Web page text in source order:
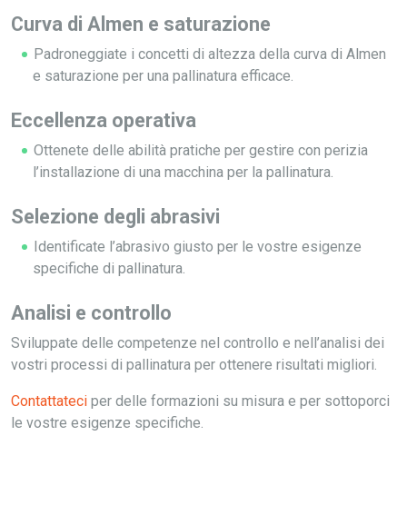
Curva di Almen e saturazione
Padroneggiate i concetti di altezza della curva di Almen
e saturazione per una pallinatura efficace.
Eccellenza operativa
Ottenete delle abilità pratiche per gestire con perizia
l’installazione di una macchina per la pallinatura.
Selezione degli abrasivi
Identificate l’abrasivo giusto per le vostre esigenze
specifiche di pallinatura.
Analisi e controllo
Sviluppate delle competenze nel controllo e nell’analisi dei
vostri processi di pallinatura per ottenere risultati migliori.
Contattateci per delle formazioni su misura e per sottoporci
le vostre esigenze specifiche.